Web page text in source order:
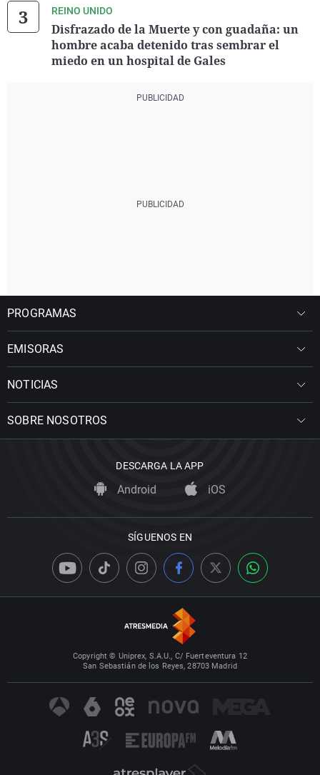
REINO UNIDO
Disfrazado de la Muerte y con guadaña: un
hombre acaba detenido tras sembrar el
miedo en un hospital de Gales
PROGRAMAS
EMISORAS
NOTICIAS
SOBRE NOSOTROS
DESCARGA LA APP
Android iOS
SÍGUENOS EN
Copyright © Uniprex, S.A.U., C/ Fuerteventura 12
San Sebastián de los Reyes, 28703 Madrid